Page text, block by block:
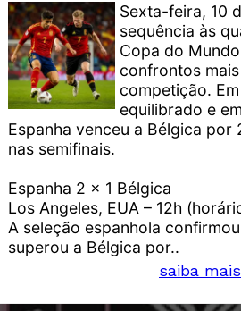
Sexta-feira, 10
sequência às
Copa do
confrontos
competição.
equilibrado e
Espanha venceu a Bélgica por
nas semifinais.
Espanha 2 x 1 Bélgica
Los Angeles, EUA – 12h
A seleção espanhola
superou a Bélgica por..
saiba mais